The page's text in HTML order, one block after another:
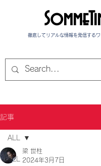
徹底してリアルな情報を発信する​
記事
ALL
ALL
梁 世柱
2024年3月7日